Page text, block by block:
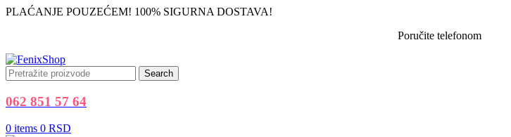
PLAĆANJE POUZEĆEM! 100% SIGURNA DOSTAVA!
Poručite telefonom
Search
062 851 57 64
0 items 0 RSD